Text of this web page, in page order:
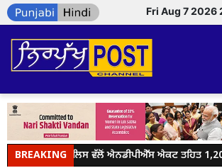
Fri Aug 7 2026
BREAKING
ਜਲੰਧਰ ਪੁਲਿਸ ਵੱਲੋਂ ਐਨਡੀਪੀਐੱਸ ਐਕਟ ਤਹਿਤ